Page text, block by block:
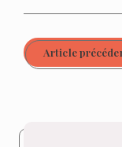
Article